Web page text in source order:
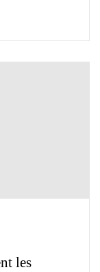
les